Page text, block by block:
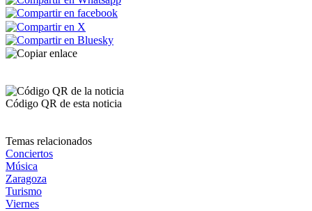
Código QR de esta noticia
Temas relacionados
Conciertos
Música
Zaragoza
Turismo
Viernes